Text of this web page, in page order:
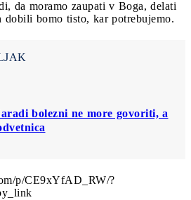
da moramo zaupati v Boga, delati
bomo tisto, kar potrebujemo.
bolezni ne more govoriti, a
p/CE9xYfAD_RW/?